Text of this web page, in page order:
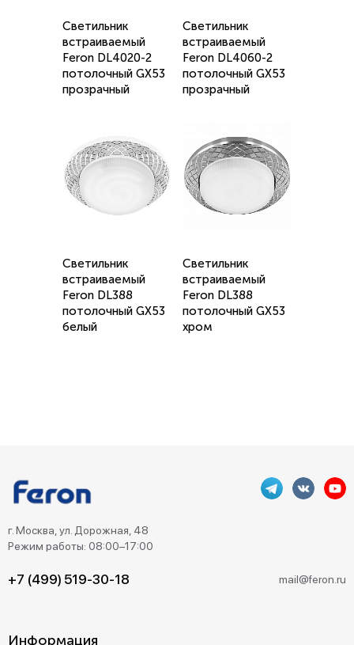
Светильник
встраиваемый
Feron DL4020-2
потолочный GX53
прозрачный
Светильник
встраиваемый
Feron DL4060-2
потолочный GX53
прозрачный
Светильник
встраиваемый
Feron DL388
потолочный GX53
белый
Светильник
встраиваемый
Feron DL388
потолочный GX53
хром
г. Москва, ул. Дорожная, 48
Режим работы: 08:00–17:00
+7 (499) 519-30-18 mail@feron.ru
Информация